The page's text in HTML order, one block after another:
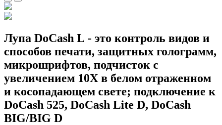
Лупа DoCash L - это контроль видов и
способов печати, защитных голограмм,
микрошрифтов, подчисток с
увеличением 10X в белом отраженном
и косопадающем свете; подключение к
DoCash 525, DoCash Lite D, DoCash
BIG/BIG D